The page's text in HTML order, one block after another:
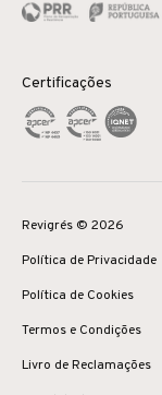
Certificações
Revigrés © 2026
Política de Privacidade
Política de Cookies
Termos e Condições
Livro de Reclamações